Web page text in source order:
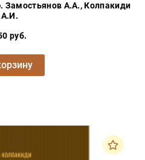
Замостьянов А.А., Колпакиди
А.И.
руб.